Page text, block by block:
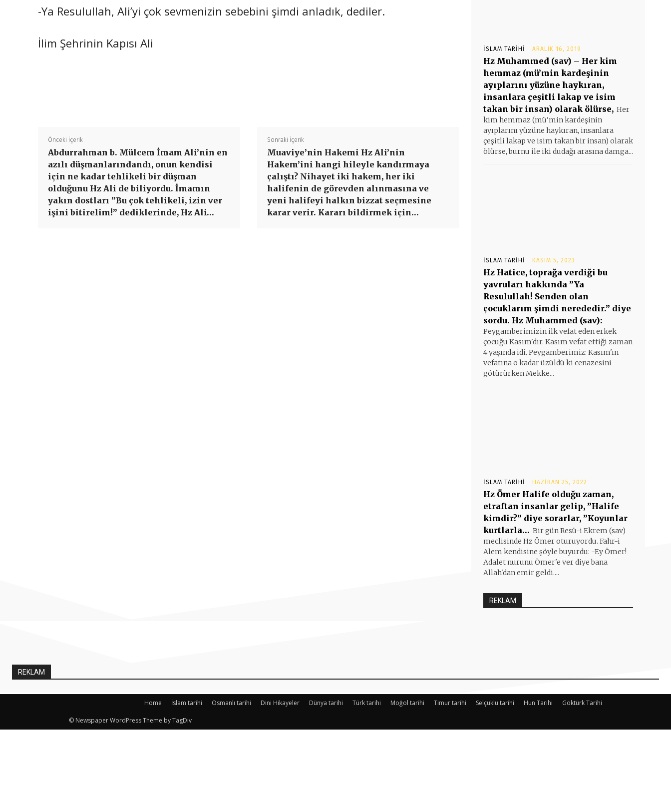
-Ya Resulullah, Ali’yi çok sevmenizin sebebini şimdi anladık, dediler.
İlim Şehrinin Kapısı Ali
Önceki İçerik
Abdurrahman b. Mülcem İmam Ali’nin en
azılı düşmanlarındandı, onun kendisi
için ne kadar tehlikeli bir düşman
olduğunu Hz Ali de biliyordu. İmamın
yakın dostları ”Bu çok tehlikeli, izin ver
işini bitirelim!” dediklerinde, Hz Ali…
Sonraki İçerik
Muaviye’nin Hakemi Hz Ali’nin
Hakem’ini hangi hileyle kandırmaya
çalıştı? Nihayet iki hakem, her iki
halifenin de görevden alınmasına ve
yeni halifeyi halkın bizzat seçmesine
karar verir. Kararı bildirmek için…
İSLAM TARIHI ARALIK 16, 2019
Hz Muhammed (sav) – Her kim
hemmaz (mü’min kardeşinin
ayıplarını yüzüne haykıran,
insanlara çeşitli lakap ve isim
takan bir insan) olarak ölürse, Her
kim hemmaz (mü'min kardeşinin
ayıplarını yüzüne haykıran, insanlara
çeşitli lakap ve isim takan bir insan) olarak
ölürse, burnu ile iki dudağı arasına damga...
İSLAM TARIHI KASIM 5, 2023
Hz Hatice, toprağa verdiği bu
yavruları hakkında ”Ya
Resulullah! Senden olan
çocuklarım şimdi nerededir.” diye
sordu. Hz Muhammed (sav):
Peygamberimizin ilk vefat eden erkek
çocuğu Kasım'dır. Kasım vefat ettiği zaman
4 yaşında idi. Peygamberimiz: Kasım'ın
vefatına o kadar üzüldü ki cenazesini
götürürken Mekke...
İSLAM TARIHI HAZIRAN 25, 2022
Hz Ömer Halife olduğu zaman,
etraftan insanlar gelip, ”Halife
kimdir?” diye sorarlar, ”Koyunlar
kurtlarla… Bir gün Resü-i Ekrem (sav)
meclisinde Hz Ömer oturuyordu. Fahr-i
Alem kendisine şöyle buyurdu: -Ey Ömer!
Adalet nurunu Ömer'e ver diye bana
Allah'dan emir geldi....
REKLAM
REKLAM
Home İslam tarihi Osmanlı tarihi Dini Hikayeler Dünya tarihi Türk tarihi Moğol tarihi Timur tarihi Selçuklu tarihi Hun Tarihi Göktürk Tarihi
© Newspaper WordPress Theme by TagDiv